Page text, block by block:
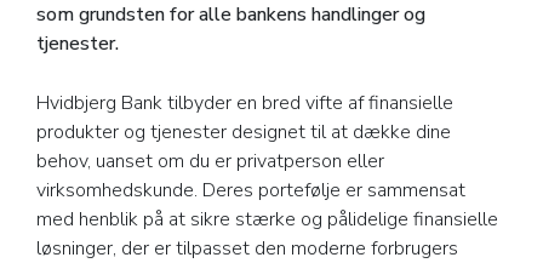
som grundsten for alle bankens handlinger og
tjenester.
Hvidbjerg Bank tilbyder en bred vifte af finansielle
produkter og tjenester designet til at dække dine
behov, uanset om du er privatperson eller
virksomhedskunde. Deres portefølje er sammensat
med henblik på at sikre stærke og pålidelige finansielle
løsninger, der er tilpasset den moderne forbrugers